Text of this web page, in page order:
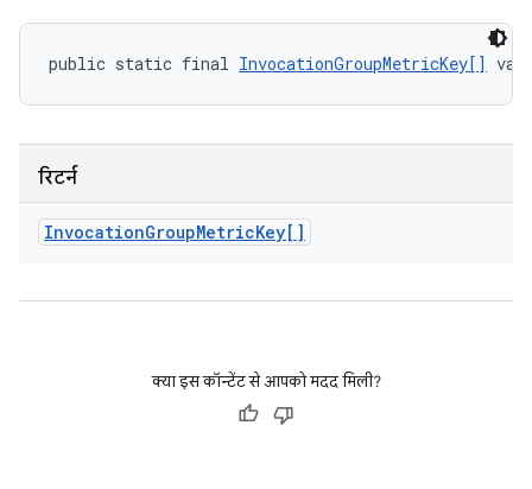
public static final InvocationGroupMetricKey[]
रिटर्न
InvocationGroupMetricKey[]
क्या इस कॉन्टेंट से आपको मदद मिली?